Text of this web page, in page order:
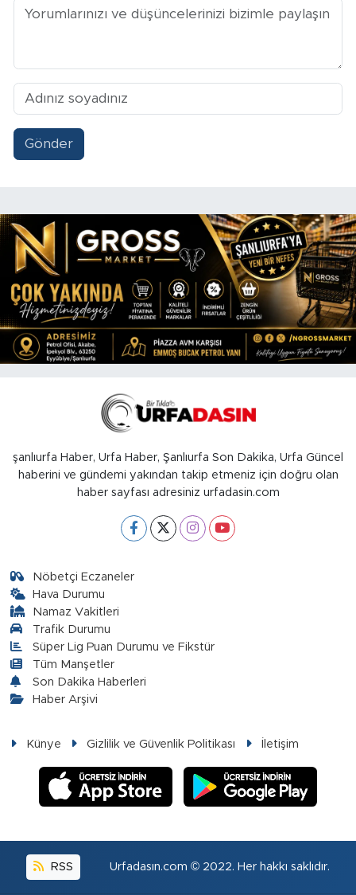
Gönder
şanlıurfa Haber, Urfa Haber, Şanlıurfa Son Dakika, Urfa Güncel
haberini ve gündemi yakından takip etmeniz için doğru olan
haber sayfası adresiniz urfadasin.com
Nöbetçi Eczaneler
Hava Durumu
Namaz Vakitleri
Trafik Durumu
Süper Lig Puan Durumu ve Fikstür
Tüm Manşetler
Son Dakika Haberleri
Haber Arşivi
Künye Gizlilik ve Güvenlik Politikası İletişim
RSS Urfadasın.com © 2022. Her hakkı saklıdır.